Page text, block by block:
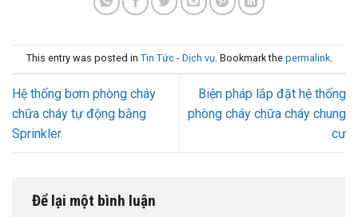
This entry was posted in Tin Tức - Dịch vụ. Bookmark the permalink.
Hệ thống bơm phòng cháy
chữa cháy tự động bằng
Sprinkler
Biện pháp lắp đặt hệ thống
phòng cháy chữa cháy chung
cư
Để lại một bình luận